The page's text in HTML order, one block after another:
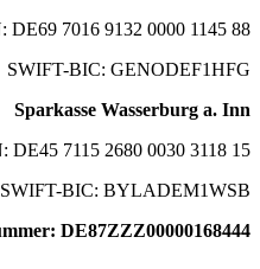
DE69 7016 9132 0000 1145 88
SWIFT-BIC: GENODEF1HFG
Sparkasse Wasserburg a. Inn
DE45 7115 2680 0030 3118 15
SWIFT-BIC: BYLADEM1WSB
DE87ZZZ00000168444